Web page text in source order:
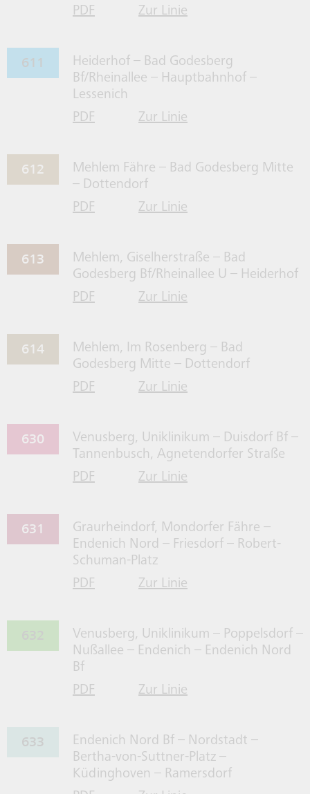
PDFfür Linie 610 herrunterladen
Zur Linie610 gehen
611
Heiderhof – Bad Godesberg
Bf/Rheinallee – Hauptbahnhof –
Lessenich
PDFfür Linie 611 herrunterladen
Zur Linie611 gehen
612
Mehlem Fähre – Bad Godesberg Mitte
– Dottendorf
PDFfür Linie 612 herrunterladen
Zur Linie612 gehen
613
Mehlem, Giselherstraße – Bad
Godesberg Bf/Rheinallee U – Heiderhof
PDFfür Linie 613 herrunterladen
Zur Linie613 gehen
614
Mehlem, Im Rosenberg – Bad
Godesberg Mitte – Dottendorf
PDFfür Linie 614 herrunterladen
Zur Linie614 gehen
630
Venusberg, Uniklinikum – Duisdorf Bf –
Tannenbusch, Agnetendorfer Straße
PDFfür Linie 630 herrunterladen
Zur Linie630 gehen
631
Graurheindorf, Mondorfer Fähre –
Endenich Nord – Friesdorf – Robert-
Schuman-Platz
PDFfür Linie 631 herrunterladen
Zur Linie631 gehen
Venusberg, Uniklinikum – Poppelsdorf –
Nußallee – Endenich – Endenich Nord
Bf
PDFfür Linie 632 herrunterladen
Zur Linie632 gehen
633
Endenich Nord Bf – Nordstadt –
Bertha-von-Suttner-Platz –
Küdinghoven – Ramersdorf